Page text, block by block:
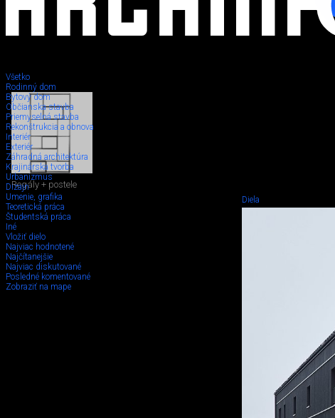
Všetko
Rodinný dom
Bytový dom
Občianska stavba
Priemyselná stavba
Rekonštrukcia a obnova
Interiér
Exteriér
Záhradná architektúra
Krajinárska tvorba
Urbanizmus
Dizajn
Umenie, grafika
Teoretická práca
Študentská práca
Iné
Vložiť dielo
Najviac hodnotené
Najčítanejšie
Najviac diskutované
Posledné komentované
Zobraziť na mape
Diela
Regály + postele